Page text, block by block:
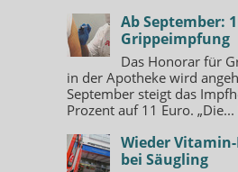
Ab September:
Grippeimpfung
Das Honorar für
in der Apotheke wird
September steigt das
Prozent auf 11 Euro. „Die...
Wieder
bei Säugling